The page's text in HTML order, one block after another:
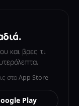
και βρες τι
στο App Store
Play